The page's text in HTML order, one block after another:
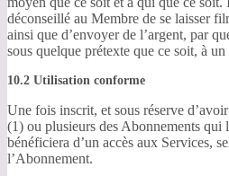
déconseillé au Membre de se laisser
ainsi que d’envoyer de l’argent, par
sous quelque prétexte que ce soit, à
10.2 Utilisation conforme
Une fois inscrit, et sous réserve
(1) ou plusieurs des Abonnements qui
bénéficiera d’un accès aux Services,
l’Abonnement.